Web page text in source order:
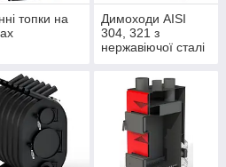
топки на
Димоходи AISI
304, 321 з
нержавіючої сталі